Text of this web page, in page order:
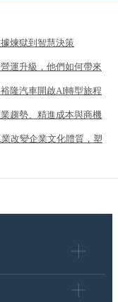
煉獄到智慧決策
運升級，他們如何帶來
隆汽車開啟AI轉型旅程
趨勢、精進成本與商機
改變企業文化體質，塑